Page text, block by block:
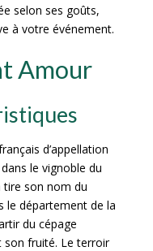
selon ses goûts,
à votre événement.
Amour
d’appellation
le vignoble du
tire son nom du
le département de la
du cépage
son fruité. Le terroir